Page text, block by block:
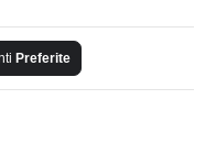
Preferite